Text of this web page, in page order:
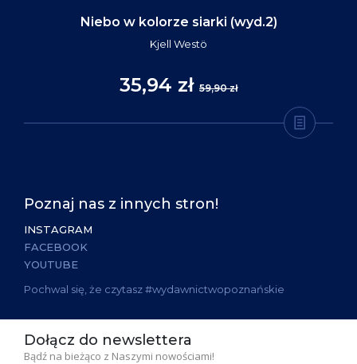
Niebo w kolorze siarki (wyd.2)
Kjell Westö
35,94 zł 59,90 zł
Poznaj nas z innych stron!
INSTAGRAM
FACEBOOK
YOUTUBE
Pochwal się, że czytasz #wydawnictwopoznańskie
Dołącz do newslettera
Bądź na bieżąco z Naszymi nowościami!